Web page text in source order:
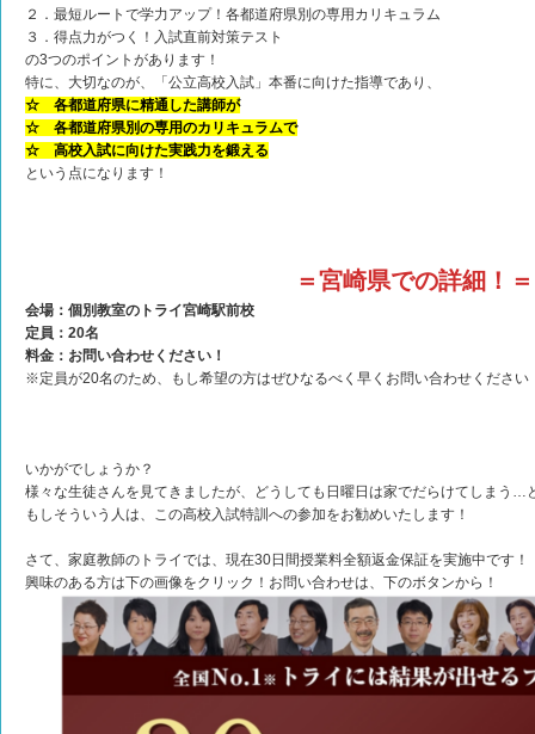
２．最短ルートで学力アップ！各都道府県別の専用カリキュラム
３．得点力がつく！入試直前対策テスト
の3つのポイントがあります！
特に、大切なのが、「公立高校入試」本番に向けた指導であり、
☆ 各都道府県に精通した講師が
☆ 各都道府県別の専用のカリキュラムで
☆ 高校入試に向けた実践力を鍛える
という点になります！
＝宮崎県での詳細！＝
会場：個別教室のトライ宮崎駅前校
定員：20名
料金：お問い合わせください！
※定員が20名のため、もし希望の方はぜひなるべく早くお問い合わせください
いかがでしょうか？
様々な生徒さんを見てきましたが、どうしても日曜日は家でだらけてしまう…
もしそういう人は、この高校入試特訓への参加をお勧めいたします！
さて、家庭教師のトライでは、現在30日間授業料全額返金保証を実施中です！
興味のある方は下の画像をクリック！お問い合わせは、下のボタンから！